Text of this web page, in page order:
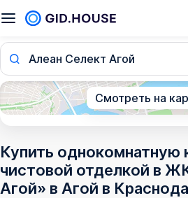
Алеан Селект Агой
Смотреть на
Купить однокомнатную
чистовой отделкой в
Агой» в Агой в